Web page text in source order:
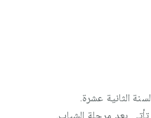
الثانية عشرة.
بعد مرحلة الشباب.